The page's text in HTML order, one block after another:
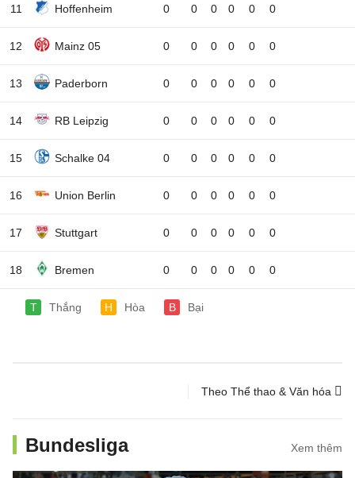
11 Hoffenheim 0 0 0 0 0 0
12 Mainz 05 0 0 0 0 0 0
13 Paderborn 0 0 0 0 0 0
14 RB Leipzig 0 0 0 0 0 0
15 Schalke 04 0 0 0 0 0 0
16 Union Berlin 0 0 0 0 0 0
17 Stuttgart 0 0 0 0 0 0
18 Bremen 0 0 0 0 0 0
T Thắng H Hòa B Bại
Theo Thể thao & Văn hóa
Bundesliga Xem thêm